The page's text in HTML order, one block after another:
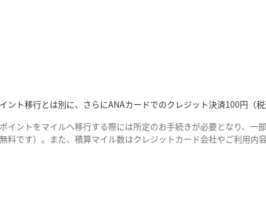
ント移行とは別に、さらにANAカードでのクレジット決済100円（
イントをマイルへ移行する際には所定のお手続きが必要となり、
料です）。また、積算マイル数はクレジットカード会社やご利用内